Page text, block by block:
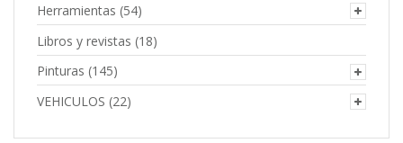
Herramientas (54)
Libros y revistas (18)
Pinturas (145)
VEHICULOS (22)